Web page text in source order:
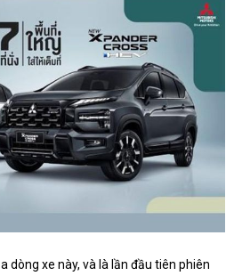
dòng xe này, và là lần đầu tiên phiên